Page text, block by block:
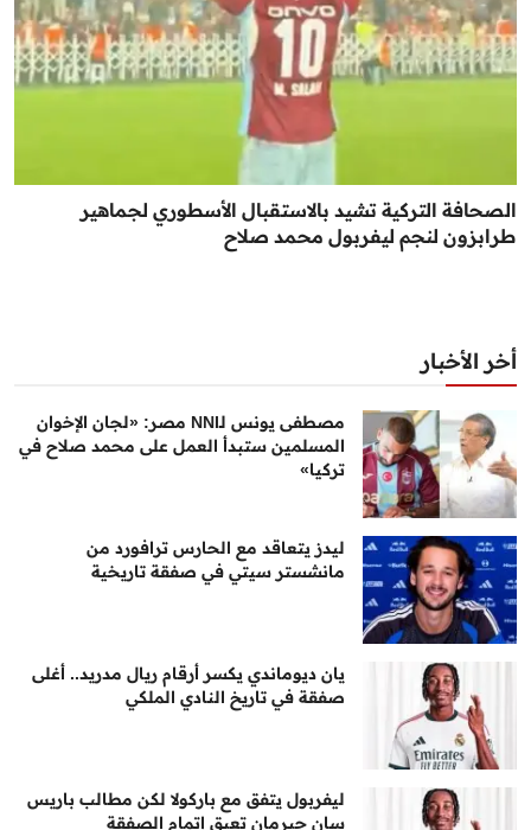
الصحافة التركية تشيد بالاستقبال الأسطوري لجماهير
طرابزون لنجم ليفربول محمد صلاح
أخر الأخبار
مصطفى يونس لـNNI مصر: «لجان الإخوان
المسلمين ستبدأ العمل على محمد صلاح في
تركيا»
ليدز يتعاقد مع الحارس ترافورد من
مانشستر سيتي في صفقة تاريخية
يان ديوماندي يكسر أرقام ريال مدريد.. أغلى
صفقة في تاريخ النادي الملكي
ليفربول يتفق مع باركولا لكن مطالب باريس
سان جيرمان تعيق إتمام الصفقة